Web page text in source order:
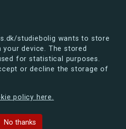
studiebolig wants to store
device. The stored
for statistical purposes.
or decline the storage of
policy here.
No thanks
soon. If you're curious, you
at what the new s.dk will look
Have